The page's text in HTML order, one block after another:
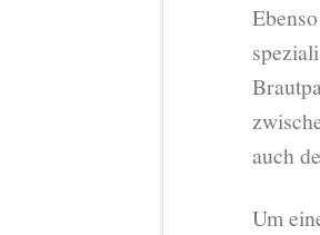
auch
Um